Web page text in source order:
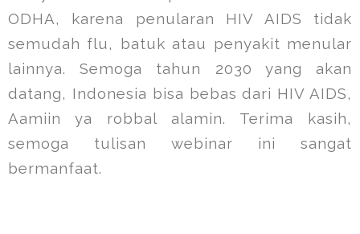
ODHA, karena penularan HIV AIDS tidak
semudah flu, batuk atau penyakit menular
lainnya. Semoga tahun 2030 yang akan
datang, Indonesia bisa bebas dari HIV AIDS,
Aamiin ya robbal alamin. Terima kasih,
semoga tulisan webinar ini sangat
bermanfaat.